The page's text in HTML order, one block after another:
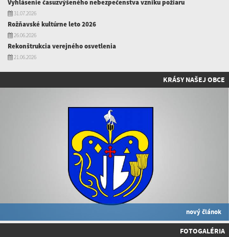
Vyhlásenie časuzvýšeného nebezpečenstva vzniku požiaru
31.07.2026
Rožňavské kultúrne leto 2026
26.06.2026
Rekonštrukcia verejného osvetlenia
21.06.2026
KRÁSY NAŠEJ OBCE
nový článok
FOTOGALÉRIA